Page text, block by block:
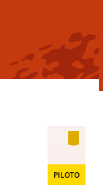
PILOTO